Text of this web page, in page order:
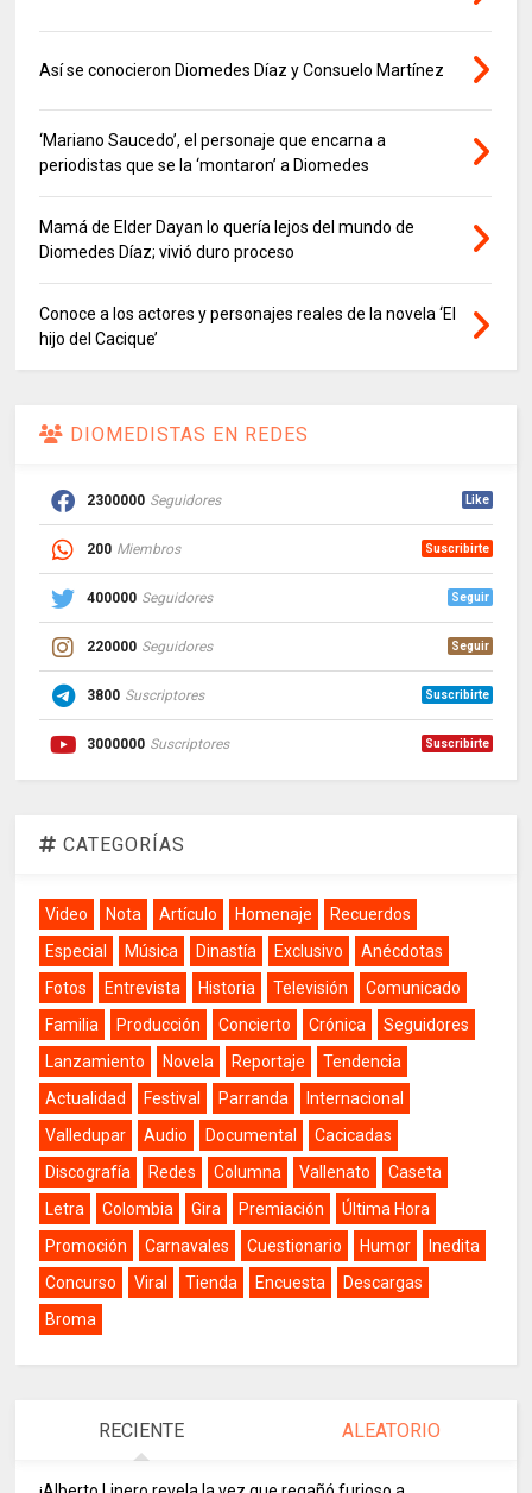
Así se conocieron Diomedes Díaz y Consuelo Martínez
‘Mariano Saucedo’, el personaje que encarna a
periodistas que se la ‘montaron’ a Diomedes
Mamá de Elder Dayan lo quería lejos del mundo de
Diomedes Díaz; vivió duro proceso
Conoce a los actores y personajes reales de la novela ‘El
hijo del Cacique’
DIOMEDISTAS EN REDES
2300000 Seguidores Like
200 Miembros Suscribirte
400000 Seguidores Seguir
220000 Seguidores Seguir
3800 Suscriptores Suscribirte
3000000 Suscriptores Suscribirte
CATEGORÍAS
Video Nota Artículo Homenaje
Recuerdos
Especial
Música Dinastía Exclusivo
Anécdotas
Fotos
Entrevista Historia Televisión
Comunicado
Familia
Producción Concierto Crónica
Seguidores
Lanzamiento
Novela Reportaje
Tendencia
Actualidad
Festival Parranda
Internacional
Valledupar
Audio Documental
Cacicadas
Discografía
Redes Columna Vallenato
Caseta
Letra
Colombia Gira Premiación
Última Hora
Promoción
Carnavales Cuestionario Humor
Inedita
Concurso
Viral Tienda Encuesta
Descargas
Broma
RECIENTE ALEATORIO